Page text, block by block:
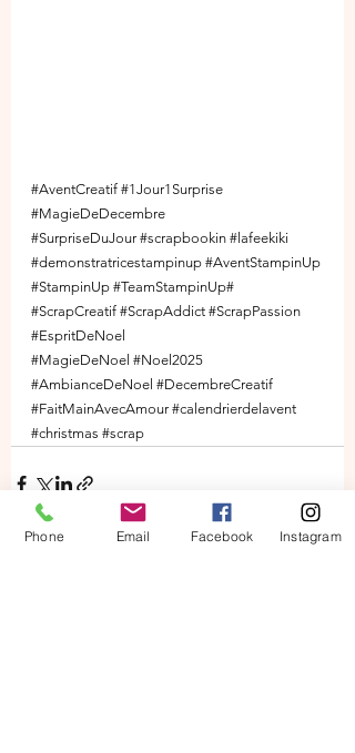
#AventCreatif #1Jour1Surprise
#MagieDeDecembre
#SurpriseDuJour #scrapbookin #lafeekiki
#demonstratricestampinup #AventStampinUp
#StampinUp #TeamStampinUp#
#ScrapCreatif #ScrapAddict #ScrapPassion
#EspritDeNoel
#MagieDeNoel #Noel2025
#AmbianceDeNoel #DecembreCreatif
#FaitMainAvecAmour #calendrierdelavent
#christmas #scrap
Phone Email Facebook Instagram